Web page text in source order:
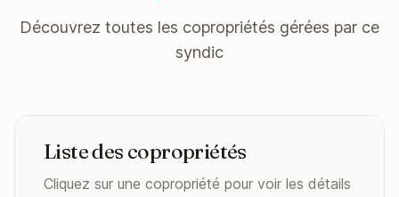
Découvrez toutes les copropriétés gérées par ce
syndic
Liste des copropriétés
Cliquez sur une copropriété pour voir les détails